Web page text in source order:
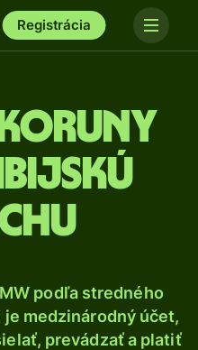
Registrácia
podľa stredného
medzinárodný účet,
prevádzať a platiť